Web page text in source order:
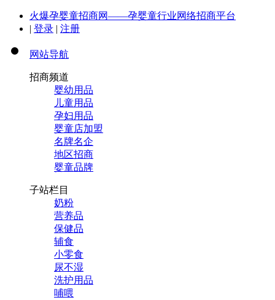
火爆孕婴童招商网——孕婴童行业网络招商平台
| 登录 | 注册
网站导航
招商频道
婴幼用品
儿童用品
孕妇用品
婴童店加盟
名牌名企
地区招商
婴童品牌
子站栏目
奶粉
营养品
保健品
辅食
小零食
尿不湿
洗护用品
哺喂